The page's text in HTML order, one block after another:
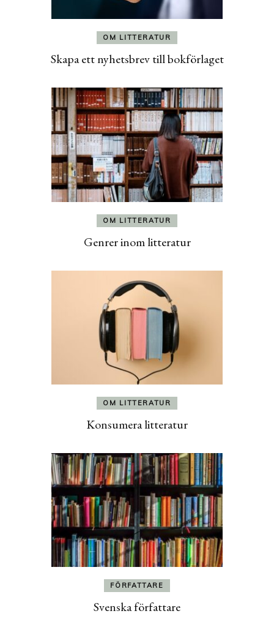
OM LITTERATUR
Skapa ett nyhetsbrev till bokförlaget
OM LITTERATUR
Genrer inom litteratur
OM LITTERATUR
Konsumera litteratur
FÖRFATTARE
Svenska författare